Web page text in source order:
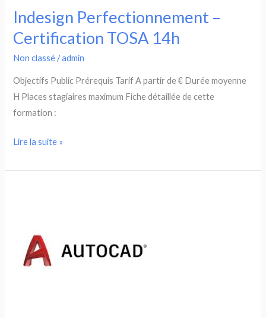
Indesign Perfectionnement –
Certification TOSA 14h
Non classé/admin
Objectifs Public Prérequis Tarif A partir de € Durée moyenne
H Places stagiaires maximum Fiche détaillée de cette
formation :
Indesign
–
Lire la suite »